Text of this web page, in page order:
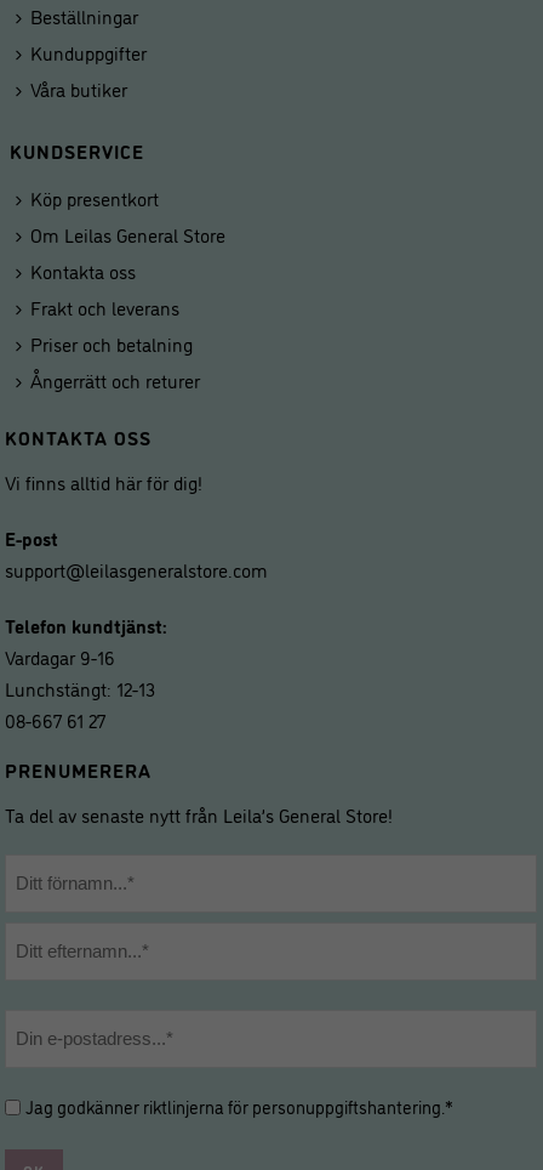
Beställningar
Kunduppgifter
Våra butiker
KUNDSERVICE
Köp presentkort
Om Leilas General Store
Kontakta oss
Frakt och leverans
Priser och betalning
Ångerrätt och returer
KONTAKTA OSS
Vi finns alltid här för dig!
E-post
support@leilasgeneralstore.com
Telefon kundtjänst:
Vardagar 9-16
Lunchstängt: 12-13
08-667 61 27
PRENUMERERA
Ta del av senaste nytt från Leila’s General Store!
Hantering
Jag godkänner riktlinjerna förpersonuppgiftshantering .*